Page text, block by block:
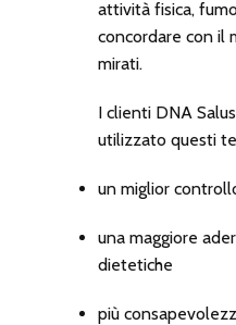
attività fisica,
concordare con il
mirati.
I clienti DNA
utilizzato questi
un miglior
una maggiore
dietetiche
più